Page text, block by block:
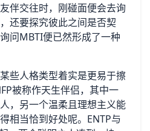
伴交往时，刚碰面便会去询
还要探究彼此之间是否契
问MBTI便已然形成了一种
些人格类型着实是更易于擦
被称作天生伴侣，其中一
，另一个温柔且理想主义能
相当恰到好处呢。ENTP与